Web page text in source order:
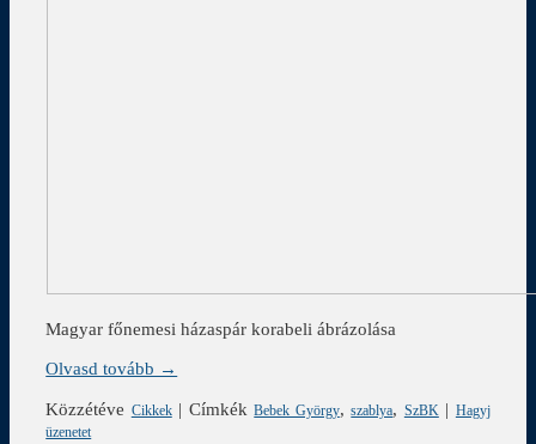
Magyar főnemesi házaspár korabeli ábrázolása
Olvasd tovább →
Közzétéve Cikkek| Címkék Bebek György,szablya, SzBK | Hagyj
üzenetet